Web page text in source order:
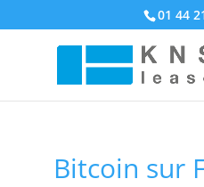
01 44
Bitcoin sur